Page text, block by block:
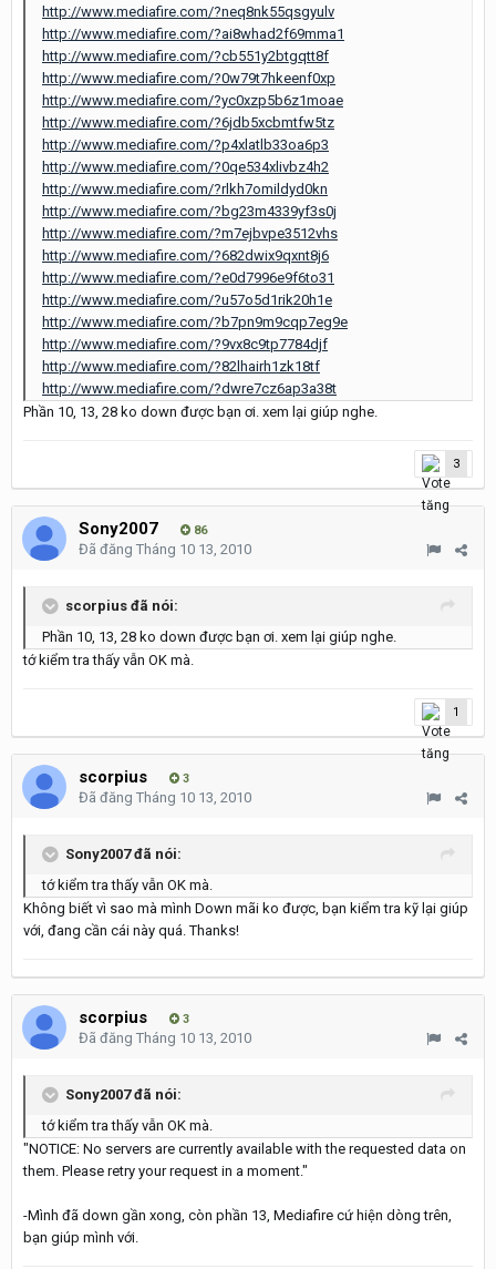
http://www.mediafire.com/?neq8nk55qsgyulv
http://www.mediafire.com/?ai8whad2f69mma1
http://www.mediafire.com/?cb551y2btgqtt8f
http://www.mediafire.com/?0w79t7hkeenf0xp
http://www.mediafire.com/?yc0xzp5b6z1moae
http://www.mediafire.com/?6jdb5xcbmtfw5tz
http://www.mediafire.com/?p4xlatlb33oa6p3
http://www.mediafire.com/?0qe534xlivbz4h2
http://www.mediafire.com/?rlkh7omildyd0kn
http://www.mediafire.com/?bg23m4339yf3s0j
http://www.mediafire.com/?m7ejbvpe3512vhs
http://www.mediafire.com/?682dwix9qxnt8j6
http://www.mediafire.com/?e0d7996e9f6to31
http://www.mediafire.com/?u57o5d1rik20h1e
http://www.mediafire.com/?b7pn9m9cqp7eg9e
http://www.mediafire.com/?9vx8c9tp7784djf
http://www.mediafire.com/?82lhairh1zk18tf
http://www.mediafire.com/?dwre7cz6ap3a38t
Phần 10, 13, 28 ko down được bạn ơi. xem lại giúp nghe.
3
Sony2007 86
Đã đăng Tháng 10 13, 2010
scorpius đã nói:
Phần 10, 13, 28 ko down được bạn ơi. xem lại giúp nghe.
tớ kiểm tra thấy vẫn OK mà.
1
scorpius 3
Đã đăng Tháng 10 13, 2010
Sony2007 đã nói:
tớ kiểm tra thấy vẫn OK mà.
Không biết vì sao mà mình Down mãi ko được, bạn kiểm tra kỹ lại giúp
với, đang cần cái này quá. Thanks!
scorpius 3
Đã đăng Tháng 10 13, 2010
Sony2007 đã nói:
tớ kiểm tra thấy vẫn OK mà.
"NOTICE: No servers are currently available with the requested data on
them. Please retry your request in a moment."
-Mình đã down gần xong, còn phần 13, Mediafire cứ hiện dòng trên,
bạn giúp mình với.